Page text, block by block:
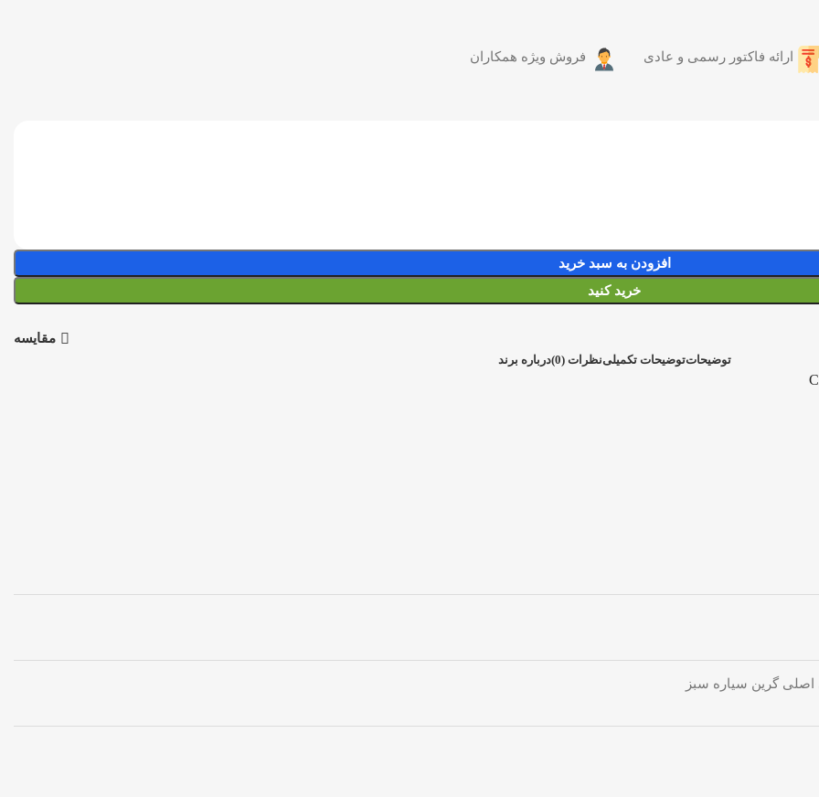
ارائه فاکتور رسمی و عادی فروش ویژه همکاران
افزودن به سبد خرید
خرید کنید
مقایسه
توضیحاتتوضیحات تکمیلینظرات (0) درباره برند
اصلی گرین سیاره سبز